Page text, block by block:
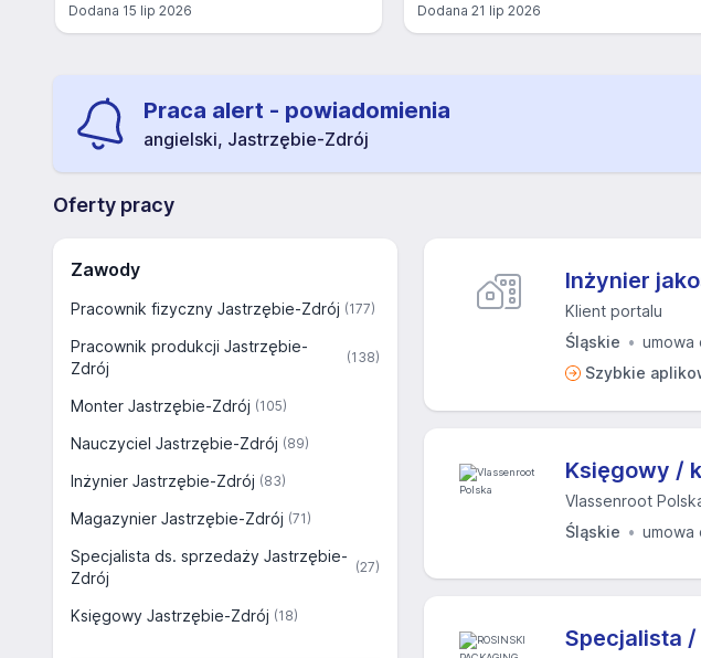
Dodana 15 lip 2026 Dodana 21 lip 2026
Praca alert - powiadomienia
angielski, Jastrzębie-Zdrój
Oferty pracy
Zawody
Pracownik fizyczny Jastrzębie-Zdrój (177)
Pracownik produkcji Jastrzębie-
Zdrój
(138)
Monter Jastrzębie-Zdrój (105)
Nauczyciel Jastrzębie-Zdrój (89)
Inżynier Jastrzębie-Zdrój (83)
Magazynier Jastrzębie-Zdrój (71)
Specjalista ds. sprzedaży Jastrzębie-
Zdrój
(27)
Księgowy Jastrzębie-Zdrój (18)
Inżynier
Klient portalu
Śląskie
umowa
Szybkie
Księgowy /
Vlassenroot
Śląskie
umowa
Specjalista